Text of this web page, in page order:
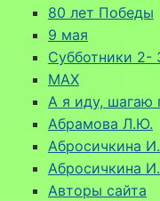
80 лет Победы
9 мая
Cубботники 2-
MAX
А я иду, шагаю
Абрамова Л.Ю.
Абросичкина
Абросичкина
Авторы сайта